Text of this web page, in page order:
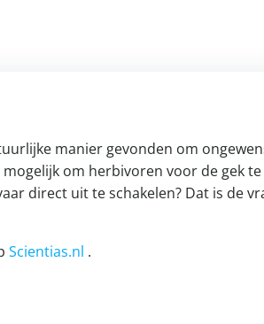
manier gevonden om
om herbivoren voor de gek
direct uit te schakelen? Dat is de
Scientias.nl .